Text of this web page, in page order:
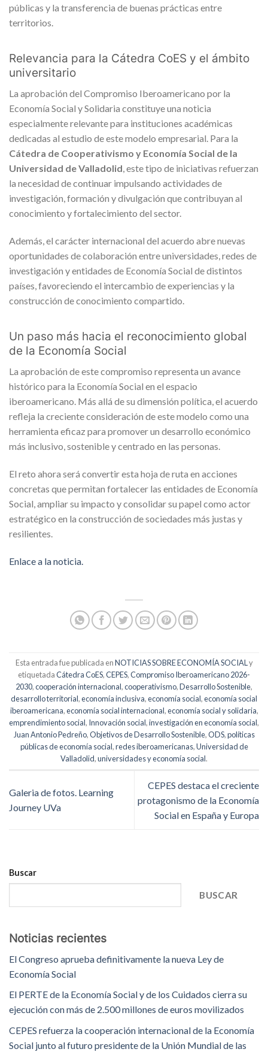
públicas y la transferencia de buenas prácticas entre
territorios.
Relevancia para la Cátedra CoES y el ámbito
universitario
La aprobación del Compromiso Iberoamericano por la
Economía Social y Solidaria constituye una noticia
especialmente relevante para instituciones académicas
dedicadas al estudio de este modelo empresarial. Para la
Cátedra de Cooperativismo y Economía Social de la
Universidad de Valladolid, este tipo de iniciativas refuerzan
la necesidad de continuar impulsando actividades de
investigación, formación y divulgación que contribuyan al
conocimiento y fortalecimiento del sector.
Además, el carácter internacional del acuerdo abre nuevas
oportunidades de colaboración entre universidades, redes de
investigación y entidades de Economía Social de distintos
países, favoreciendo el intercambio de experiencias y la
construcción de conocimiento compartido.
Un paso más hacia el reconocimiento global
de la Economía Social
La aprobación de este compromiso representa un avance
histórico para la Economía Social en el espacio
iberoamericano. Más allá de su dimensión política, el acuerdo
refleja la creciente consideración de este modelo como una
herramienta eficaz para promover un desarrollo económico
más inclusivo, sostenible y centrado en las personas.
El reto ahora será convertir esta hoja de ruta en acciones
concretas que permitan fortalecer las entidades de Economía
Social, ampliar su impacto y consolidar su papel como actor
estratégico en la construcción de sociedades más justas y
resilientes.
Enlace a la noticia.
Esta entrada fue publicada enNOTICIAS SOBRE ECONOMÍA SOCIAL y
etiquetadaCátedra CoES,CEPES,Compromiso Iberoamericano 2026-
2030,cooperación internacional,cooperativismo,Desarrollo Sostenible,
desarrollo territorial,economía inclusiva,economía social,economía social
iberoamericana,economía social internacional,economía social y solidaria,
emprendimiento social, Innovación social,investigación en economía social,
Juan Antonio Pedreño,Objetivos de Desarrollo Sostenible,ODS,políticas
públicas de economía social,redes iberoamericanas,Universidad de
Valladolid,universidades y economía social.
Galeria de fotos. Learning
Journey UVa
CEPES destaca el creciente
protagonismo de la Economía
Social en España y Europa
Buscar
BUSCAR
Noticias recientes
El Congreso aprueba definitivamente la nueva Ley de
Economía Social
El PERTE de la Economía Social y de los Cuidados cierra su
ejecución con más de 2.500 millones de euros movilizados
CEPES refuerza la cooperación internacional de la Economía
Social junto al futuro presidente de la Unión Mundial de las